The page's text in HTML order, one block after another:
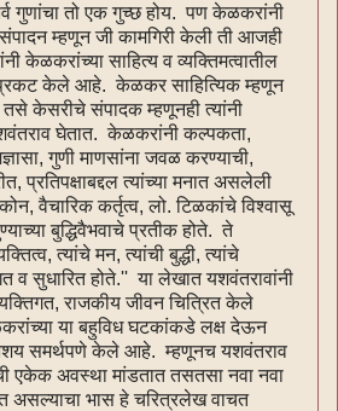
गुणांचा तो एक गुच्छ होय. पण केळकरांनी
म्हणून जी कामगिरी केली ती आजही
केळकरांच्या साहित्य व व्यक्तिमत्वातील
केले आहे. केळकर साहित्यिक म्हणून
केसरीचे संपादक म्हणूनही त्यांनी
घेतात. केळकरांनी कल्पकता,
गुणी माणसांना जवळ करण्याची,
प्रतिपक्षाबद्दल त्यांच्या मनात असलेली
वैचारिक कर्तृत्व, लो. टिळकांचे विश्वासू
बुद्धिवैभवाचे प्रतीक होते. ते
त्यांचे मन, त्यांची बुद्धी, त्यांचे
व सुधारित होते.'' या लेखात यशवंतरावांनी
राजकीय जीवन चित्रित केले
या बहुविध घटकांकडे लक्ष देऊन
समर्थपणे केले आहे. म्हणूनच यशवंतराव
एकेक अवस्था मांडतात तसतसा नवा नवा
असल्याचा भास हे चरित्रलेख वाचत